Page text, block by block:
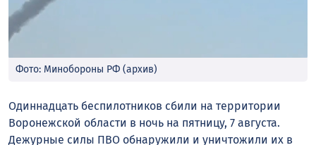
Фото: Минобороны РФ (архив)
Одиннадцать беспилотников сбили на территории
Воронежской области в ночь на пятницу, 7 августа.
Дежурные силы ПВО обнаружили и уничтожили их в